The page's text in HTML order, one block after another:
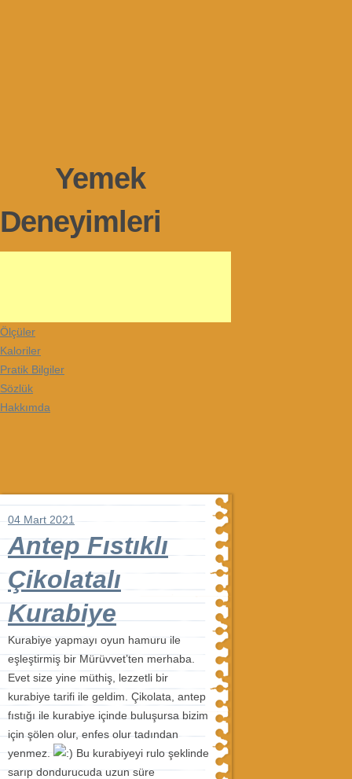
Yemek
Deneyimleri
Ölçüler
Kaloriler
Pratik Bilgiler
Sözlük
Hakkımda
04 Mart 2021
Antep Fıstıklı
Çikolatalı
Kurabiye
Kurabiye yapmayı oyun hamuru ile
eşleştirmiş bir Mürüvvet’ten merhaba.
Evet size yine müthiş, lezzetli bir
kurabiye tarifi ile geldim. Çikolata, antep
fıstığı ile kurabiye içinde buluşursa bizim
için şölen olur, enfes olur tadından
yenmez.
Bu kurabiyeyi rulo şeklinde
sarıp dondurucuda uzun süre